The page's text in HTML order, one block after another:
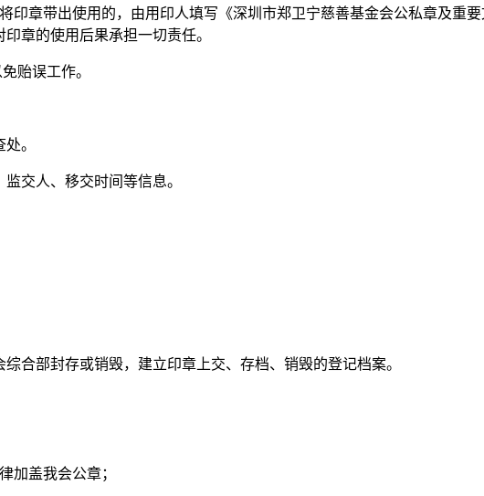
印章带出使用的，由用印人填写《深圳市郑卫宁慈善基金会公私章及重
章的使用后果承担一切责任。
贻误工作。
。
交人、移交时间等信息。
合部封存或销毁，建立印章上交、存档、销毁的登记档案。
加盖我会公章；